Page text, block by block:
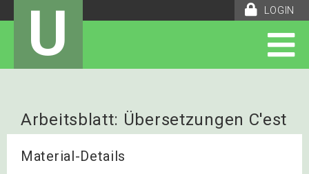
LOGIN
U
Arbeitsblatt: Übersetzungen C'est
ça 7.2 Unité 4
Material-Details